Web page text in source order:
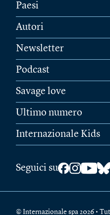
Paesi
Autori
Newsletter
Podcast
Savage love
Ultimo numero
Internazionale Kids
Seguici su
© Internazionale spa 2026 •